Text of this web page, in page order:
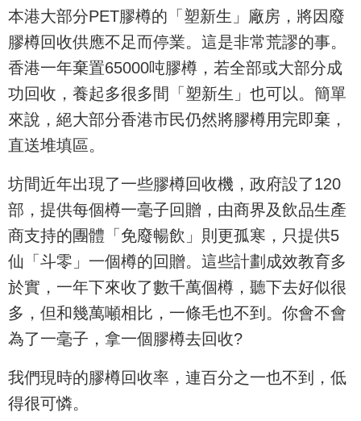
本港大部分PET膠樽的「塑新生」廠房，將因廢
膠樽回收供應不足而停業。這是非常荒謬的事。
香港一年棄置65000吨膠樽，若全部或大部分成
功回收，養起多很多間「塑新生」也可以。簡單
來說，絕大部分香港市民仍然將膠樽用完即棄，
直送堆填區。
坊間近年出現了一些膠樽回收機，政府設了120
部，提供每個樽一毫子回贈，由商界及飲品生產
商支持的團體「免廢暢飲」則更孤寒，只提供5
仙「斗零」一個樽的回贈。這些計劃成效教育多
於實，一年下來收了數千萬個樽，聽下去好似很
多，但和幾萬噸相比，一條毛也不到。你會不會
為了一毫子，拿一個膠樽去回收?
我們現時的膠樽回收率，連百分之一也不到，低
得很可憐。